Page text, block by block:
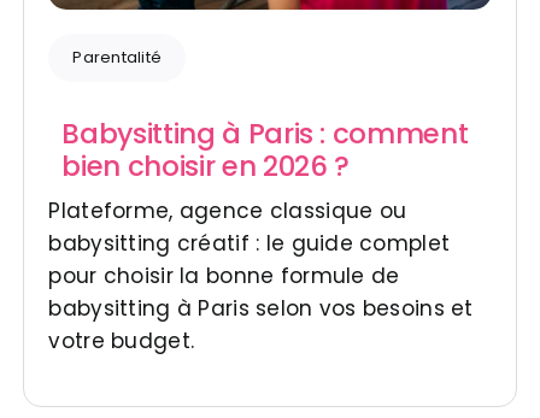
Parentalité
Babysitting à Paris : comment
bien choisir en 2026 ?
Plateforme, agence classique ou
babysitting créatif : le guide complet
pour choisir la bonne formule de
babysitting à Paris selon vos besoins et
votre budget.